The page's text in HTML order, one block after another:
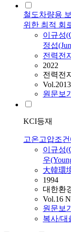
철도차량용
위한 최적 회
이규성(
정섭
전력전
2022
전력전
원문보기
KCI등재
고온고압조
이규성(
우
大韓環
1994
대한환
Vol.16
원문보기
복사/대